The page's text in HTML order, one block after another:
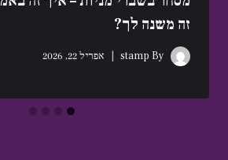
זה משנה לך?
By
stamp אפריל 22, 2026